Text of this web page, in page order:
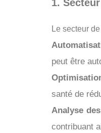
1.
Le secteur
peut être
santé de
Analyse
contribuant